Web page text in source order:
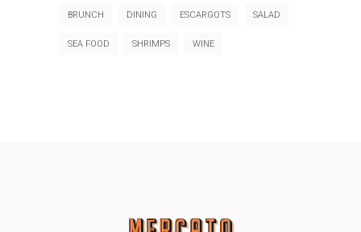
BRUNCH DINING ESCARGOTS SALAD
SEA FOOD SHRIMPS WINE